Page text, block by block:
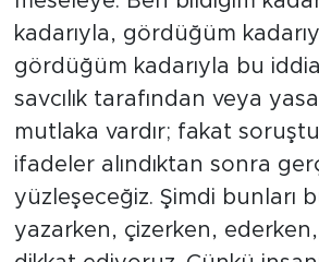
kadarıyla, gördüğüm
gördüğüm kadarıyla bu
savcılık tarafından veya
mutlaka vardır; fakat
ifadeler alındıktan sonra
yüzleşeceğiz. Şimdi bunları
yazarken, çizerken,